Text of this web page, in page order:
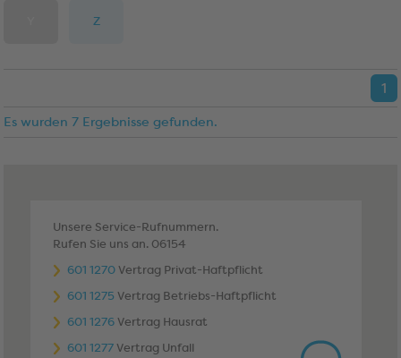
Z
1
Es wurden 7 Ergebnisse gefunden.
Unsere Service-Rufnummern.
Rufen Sie uns an. 06154
601 1270 Vertrag Privat-Haftpflicht
601 1275 Vertrag Betriebs-Haftpflicht
601 1276 Vertrag Hausrat
601 1277 Vertrag Unfall